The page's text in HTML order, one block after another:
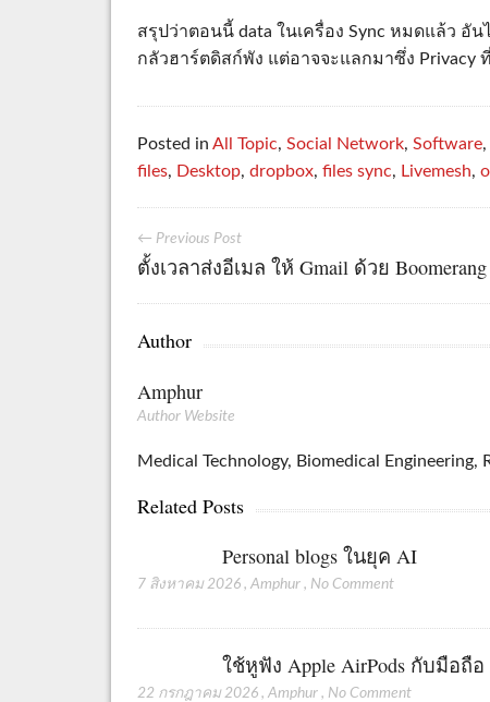
สรุปว่าตอนนี้ data ในเครื่อง Sync หมดแล้ว อั
กลัวฮาร์ตดิสก์พัง แต่อาจจะแลกมาซึ่ง Privacy
Posted inAll Topic,Social Network,Software
files, Desktop,dropbox,files sync, Livemesh,
← Previous Post
ตั้งเวลาส่งอีเมล ให้ Gmail ด้วย Boomerang
Author
Amphur
Author Website
Medical Technology, Biomedical
Related Posts
Personal blogs ในยุค AI
7 สิงหาคม 2026 ,Amphur , No Comment
ใช้หูฟัง Apple AirPods กับมือถือ
22 กรกฎาคม 2026 ,Amphur , No Comment